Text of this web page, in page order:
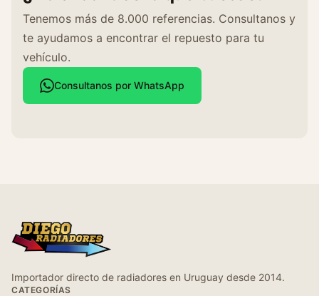
Tenemos más de 8.000 referencias. Consultanos y
te ayudamos a encontrar el repuesto para tu
vehículo.
Consultanos por WhatsApp
Importador directo de radiadores en Uruguay desde 2014.
CATEGORÍAS